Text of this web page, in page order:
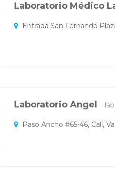
Laboratorio Médico
Entrada San Fernando
Laboratorio Angel
Paso Ancho #65-46, Cali,